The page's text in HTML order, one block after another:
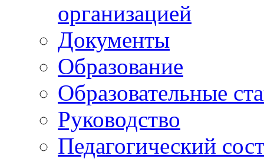
организацией
Документы
Образование
Образовательные
Руководство
Педагогический